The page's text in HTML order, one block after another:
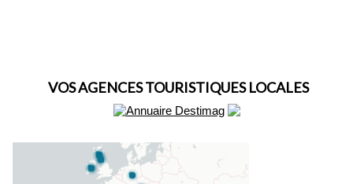
VOS AGENCES TOURISTIQUES LOCALES